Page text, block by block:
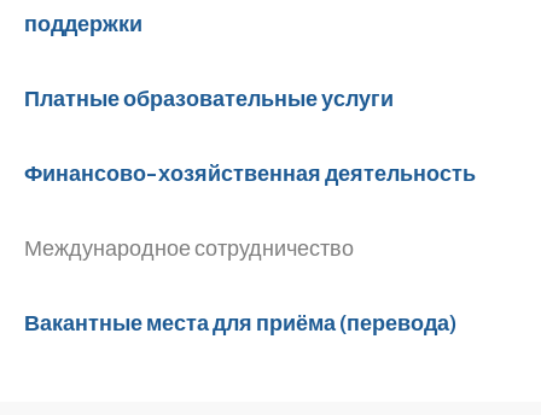
поддержки
Платные образовательные услуги
Финансово-хозяйственная деятельность
Международное сотрудничество
Вакантные места для приёма (перевода)